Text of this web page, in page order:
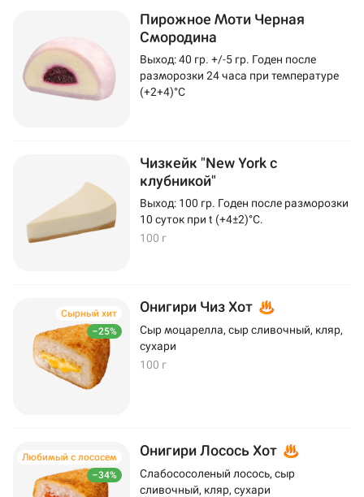
Пирожное Моти Черная
Смородина
Выход: 40 гр. +/-5 гр. Годен после
разморозки 24 часа при температуре
(+2+4)°C
Чизкейк "New York с
клубникой"
Выход: 100 гр. Годен после разморозки
10 суток при t (+4±2)°C.
100 г
–25%
Сырный хит Онигири Чиз Хот
Сыр моцарелла, сыр сливочный, кляр,
сухари
100 г
–34%
Любимый с лососем Онигири Лосось Хот
Слабососоленый лосось, сыр
сливочный, кляр, сухари